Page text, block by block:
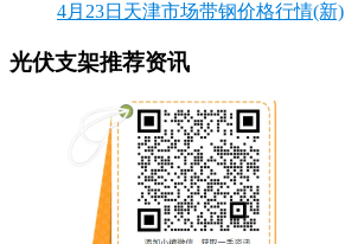
4月23日天津市场带钢价格行情(新)
光伏支架推荐资讯